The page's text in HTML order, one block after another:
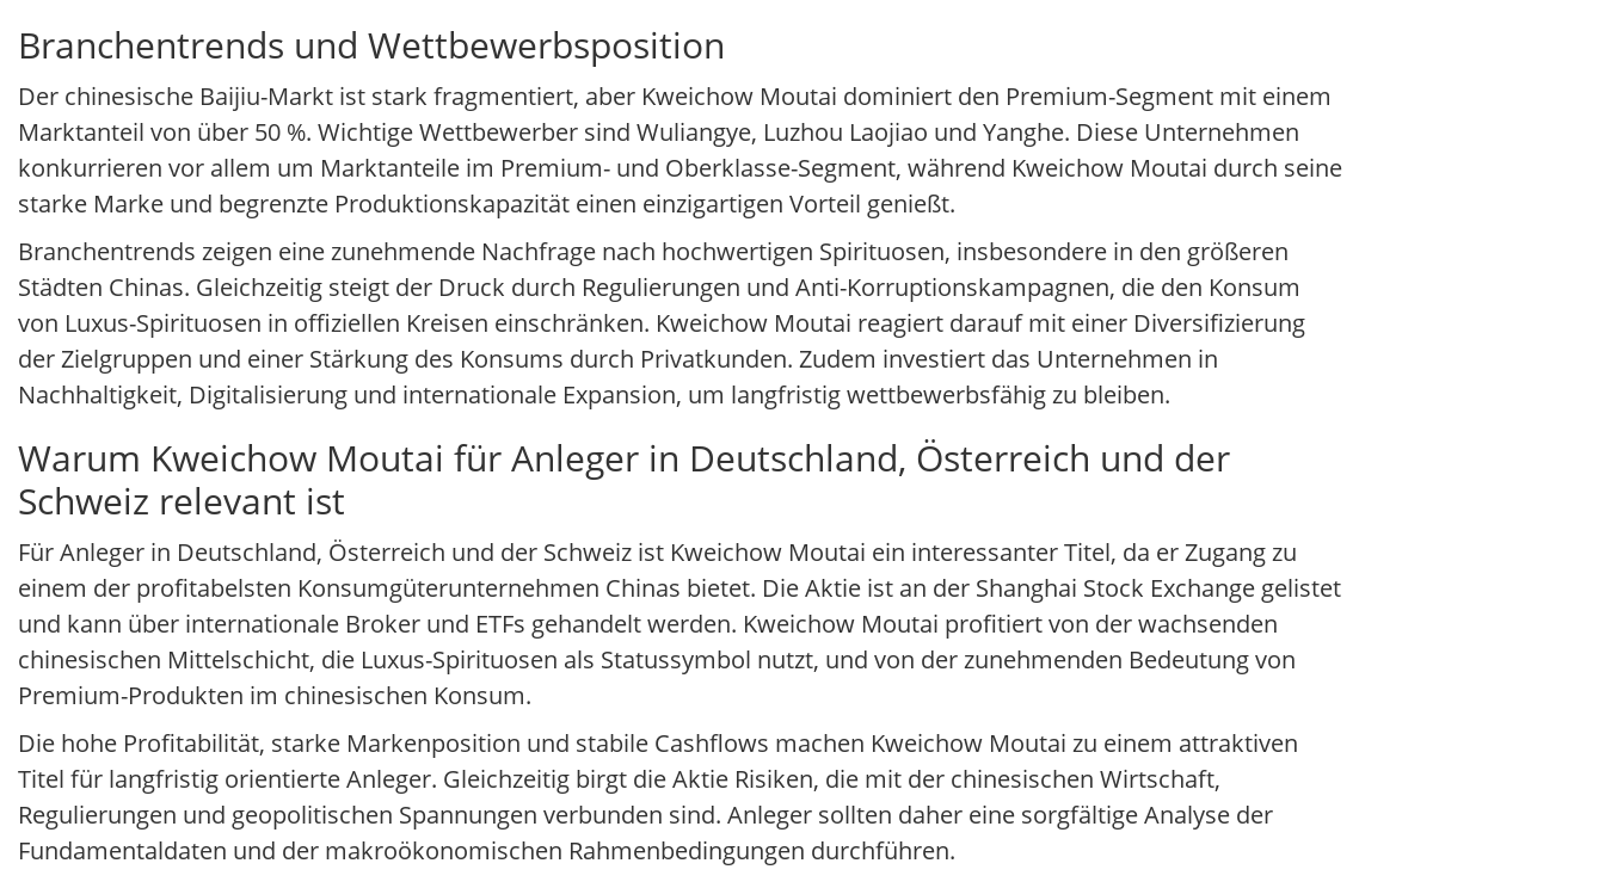
Branchentrends und Wettbewerbsposition
Der chinesische Baijiu-Markt ist stark fragmentiert, aber Kweichow Moutai dominiert den Premium-Segment mit einem
Marktanteil von über 50 %. Wichtige Wettbewerber sind Wuliangye, Luzhou Laojiao und Yanghe. Diese Unternehmen
konkurrieren vor allem um Marktanteile im Premium- und Oberklasse-Segment, während Kweichow Moutai durch seine
starke Marke und begrenzte Produktionskapazität einen einzigartigen Vorteil genießt.
Branchentrends zeigen eine zunehmende Nachfrage nach hochwertigen Spirituosen, insbesondere in den größeren
Städten Chinas. Gleichzeitig steigt der Druck durch Regulierungen und Anti-Korruptionskampagnen, die den Konsum
von Luxus-Spirituosen in offiziellen Kreisen einschränken. Kweichow Moutai reagiert darauf mit einer Diversifizierung
der Zielgruppen und einer Stärkung des Konsums durch Privatkunden. Zudem investiert das Unternehmen in
Nachhaltigkeit, Digitalisierung und internationale Expansion, um langfristig wettbewerbsfähig zu bleiben.
Warum Kweichow Moutai für Anleger in Deutschland, Österreich und der
Schweiz relevant ist
Für Anleger in Deutschland, Österreich und der Schweiz ist Kweichow Moutai ein interessanter Titel, da er Zugang zu
einem der profitabelsten Konsumgüterunternehmen Chinas bietet. Die Aktie ist an der Shanghai Stock Exchange gelistet
und kann über internationale Broker und ETFs gehandelt werden. Kweichow Moutai profitiert von der wachsenden
chinesischen Mittelschicht, die Luxus-Spirituosen als Statussymbol nutzt, und von der zunehmenden Bedeutung von
Premium-Produkten im chinesischen Konsum.
Die hohe Profitabilität, starke Markenposition und stabile Cashflows machen Kweichow Moutai zu einem attraktiven
Titel für langfristig orientierte Anleger. Gleichzeitig birgt die Aktie Risiken, die mit der chinesischen Wirtschaft,
Regulierungen und geopolitischen Spannungen verbunden sind. Anleger sollten daher eine sorgfältige Analyse der
Fundamentaldaten und der makroökonomischen Rahmenbedingungen durchführen.